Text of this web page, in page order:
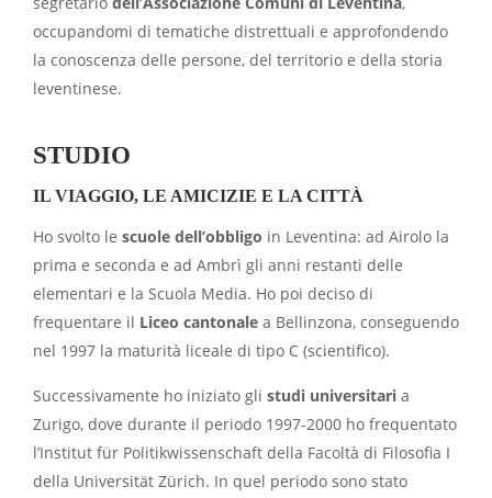
occupandomi di tematiche distrettuali e approfondendo
la conoscenza delle persone, del territorio e della storia
leventinese.
STUDIO
IL VIAGGIO, LE AMICIZIE E LA CITTÀ
Ho svolto le scuole dell’obbligo in Leventina: ad Airolo la
prima e seconda e ad Ambrì gli anni restanti delle
elementari e la Scuola Media. Ho poi deciso di
frequentare il Liceo cantonale a Bellinzona, conseguendo
nel 1997 la maturità liceale di tipo C (scientifico).
Successivamente ho iniziato gli studi universitari a
Zurigo, dove durante il periodo 1997-2000 ho frequentato
l’Institut für Politikwissenschaft della Facoltà di Filosofia I
della Universität Zürich. In quel periodo sono stato